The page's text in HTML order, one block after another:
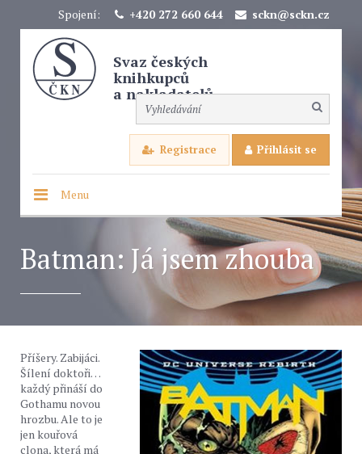
Spojení: +420 272 660 644 sckn@sckn.cz
Svaz českých
knihkupců
a nakladatelů
Registrace Přihlásit se
Menu
Batman: Já jsem zhouba
Příšery. Zabijáci.
Šílení doktoři…
každý přináší do
Gothamu novou
hrozbu. Ale to je
jen kouřová
clona, která má